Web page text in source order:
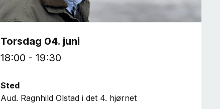
Torsdag 04. juni
18:00 - 19:30
Sted
Aud. Ragnhild Olstad i det 4. hjørnet